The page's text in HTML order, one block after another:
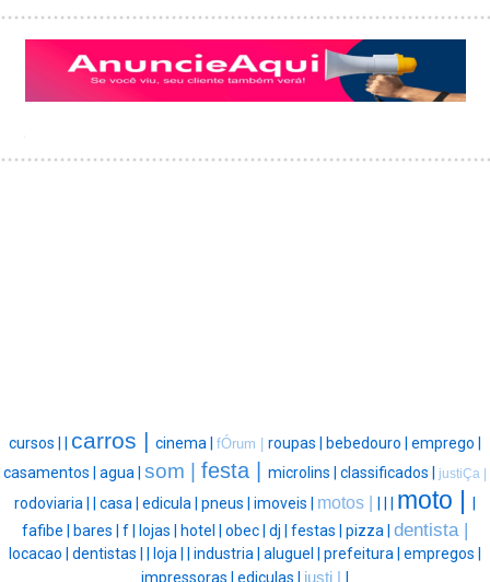
cursos | | carros | cinema | fÓrum | roupas | bebedouro | emprego |
casamentos | agua | som | festa | microlins | classificados | justiÇa |
rodoviaria | | casa | edicula | pneus | imoveis | motos | | | | moto | |
fafibe | bares | f | lojas | hotel | obec | dj | festas | pizza | dentista |
locacao | dentistas | | loja | | industria | aluguel | prefeitura | empregos |
impressoras | ediculas | justi | |